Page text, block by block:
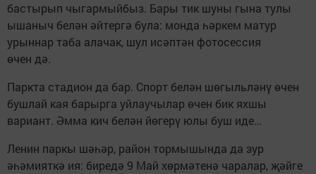
бастырып чыгармыйбыз. Бары тик шуны гына тулы
ышаныч белән әйтергә була: монда һәркем матур
урыннар таба алачак, шул исәптән фотосессия
өчен дә.
Паркта стадион да бар. Спорт белән шөгыльләнү өчен
бушлай кая барырга уйлаучылар өчен бик яхшы
вариант. Әмма кич белән йөгерү юлы буш иде…
Ленин паркы шәһәр, район тормышында да зур
әһәмияткә ия: биредә 9 Май хөрмәтенә чаралар, җәйге